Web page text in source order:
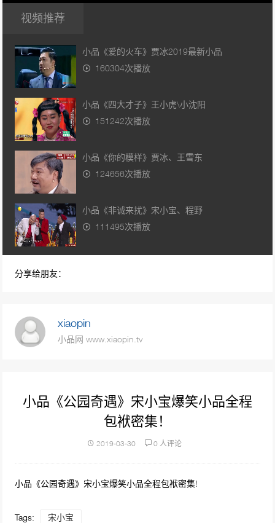
视频推荐
小品《爱的火车》贾冰2019最新小品
160304次播放
小品《四大才子》王小虎\小沈阳
151242次播放
小品《你的模样》贾冰、王雪东
124656次播放
小品《非诚来扰》宋小宝、程野
111495次播放
吴江 杨沅翰
76589次播放
贾玲 潘长江小品《后宫攻略》演绎皇帝和皇后
68108次播放
63035次播放
分享给朋友：
xiaopin
小品网 www.xiaopin.tv
小品《公园奇遇》宋小宝爆笑小品全程
包袱密集！
2019-03-30 0 人评论
小品《公园奇遇》宋小宝爆笑小品全程包袱密集!
Tags: 宋小宝